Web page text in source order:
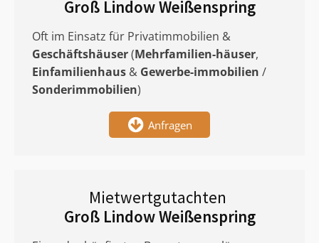
Groß Lindow Weißenspring
Oft im Einsatz für Privatimmobilien &
Geschäftshäuser(Mehrfamilien-häuser,
Einfamilienhaus & Gewerbe-immobilien /
Sonderimmobilien)
Anfragen
Mietwertgutachten
Groß Lindow Weißenspring